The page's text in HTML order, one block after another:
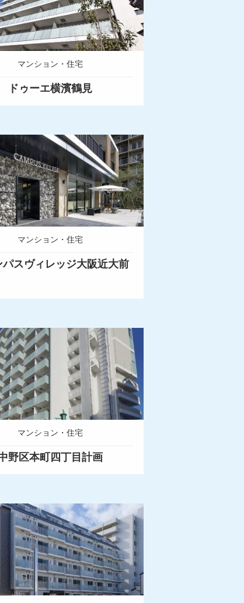
マンション・住宅
ドゥーエ横濱鶴見
マンション・住宅
パスヴィレッジ大阪近大前
マンション・住宅
野区本町四丁目計画